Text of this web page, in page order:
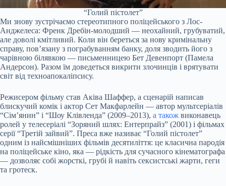
“Голий пістолет”
Ми знову зустрічаємо стереотипного поліцейського з Лос-
Анджелеса: Френк Дребін-молодший — неохайний, грубуватий,
але доволі кмітливий. Коли він береться за нову кримінальну
справу, пов’язану з пограбуванням банку, доля зводить його з
чарівною білявкою — письменницею Бет Девенпорт (Памела
Андерсон). Разом їм доведеться викрити злочинців і врятувати
світ від техноапокаліпсису.
Режисером фільму став Аківа Шаффер, а сценарій написав
блискучий комік і актор Сет Макфарлейн — автор мультсеріалів
“Сім’янин” і “Шоу Клівленда” (2009–2013), а також виконавець
ролей у телесеріалі “Зоряний шлях: Ентерпрайз” (2001) і фільмах
серії “Третій зайвий”. Преса вже називає “Голий пістолет”
одним із найсмішніших фільмів десятиліття: це класична пародія
на поліцейське кіно, яка — рідкість для сучасного кінематографа
— дозволяє собі жорсткі, грубі й навіть сексистські жарти, геги
та гротеск.